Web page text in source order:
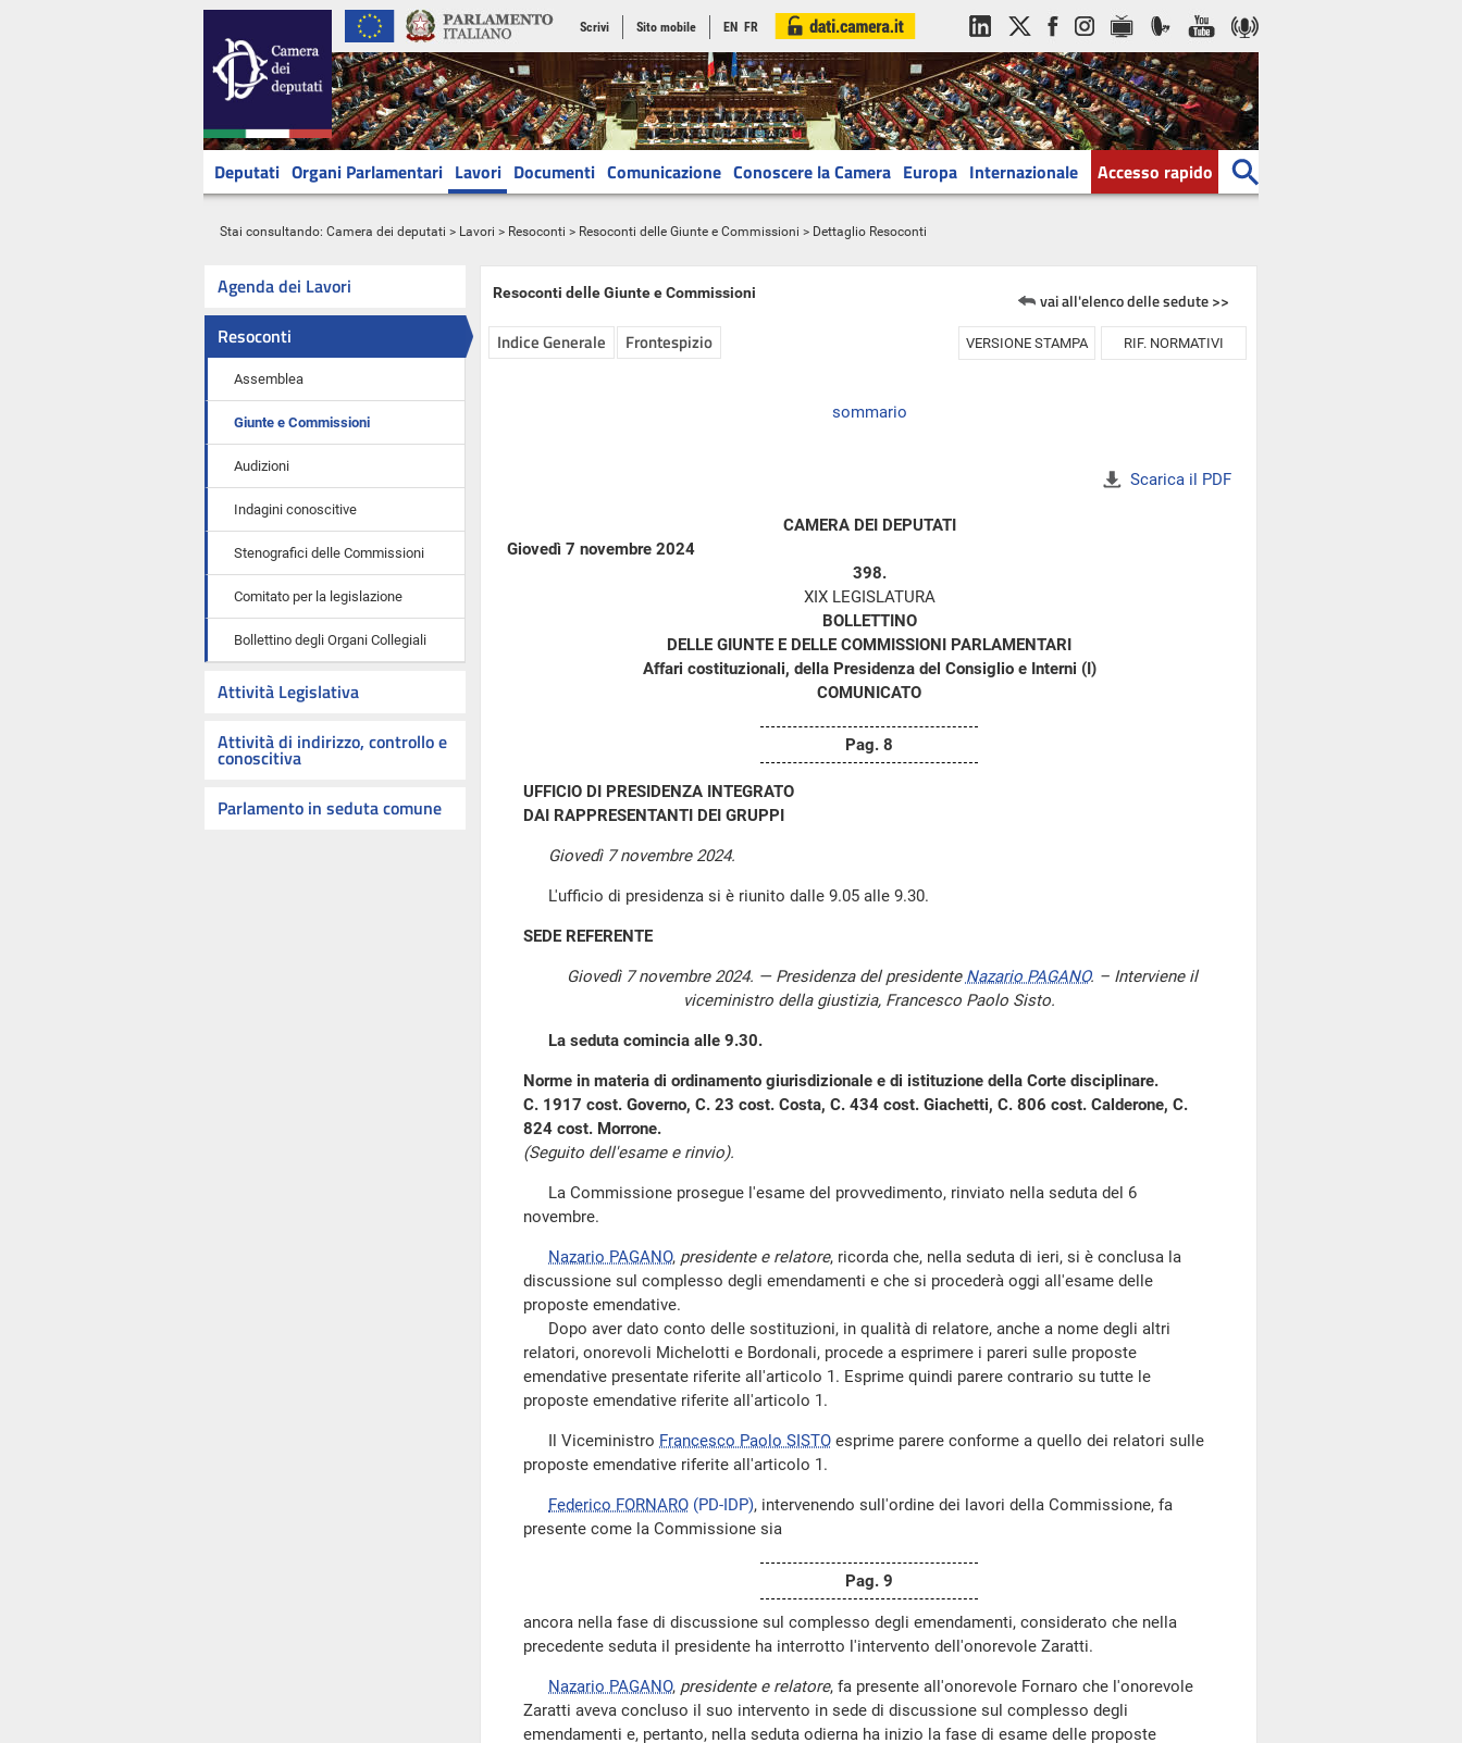
Scrivi Sito mobile EN FR
Deputati Organi Parlamentari Lavori Documenti Comunicazione Conoscere la Camera Europa Internazionale Accesso rapido
Stai consultando: Camera dei deputati > Lavori > Resoconti > Resoconti delle Giunte e Commissioni > Dettaglio Resoconti
Agenda dei Lavori
Resoconti
Assemblea
Giunte e Commissioni
Audizioni
Indagini conoscitive
Stenografici delle Commissioni
Comitato per la legislazione
Bollettino degli Organi Collegiali
Attività Legislativa
Attività di indirizzo, controllo e
conoscitiva
Parlamento in seduta comune
Resoconti delle Giunte e Commissioni vai all'elenco delle sedute >>
Indice Generale Frontespizio VERSIONE STAMPA RIF. NORMATIVI
sommario
Scarica il PDF
CAMERA DEI DEPUTATI
Giovedì 7 novembre 2024
398.
XIX LEGISLATURA
BOLLETTINO
DELLE GIUNTE E DELLE COMMISSIONI PARLAMENTARI
Affari costituzionali, della Presidenza del Consiglio e Interni (I)
COMUNICATO
Pag. 8
UFFICIO DI PRESIDENZA INTEGRATO
DAI RAPPRESENTANTI DEI GRUPPI
Giovedì 7 novembre 2024.
L'ufficio di presidenza si è riunito dalle 9.05 alle 9.30.
SEDE REFERENTE
Giovedì 7 novembre 2024. — Presidenza del presidente Nazario PAGANO. – Interviene il
viceministro della giustizia, Francesco Paolo Sisto.
La seduta comincia alle 9.30.
Norme in materia di ordinamento giurisdizionale e di istituzione della Corte disciplinare.
C. 1917 cost. Governo, C. 23 cost. Costa, C. 434 cost. Giachetti, C. 806 cost. Calderone, C.
824 cost. Morrone.
(Seguito dell'esame e rinvio).
La Commissione prosegue l'esame del provvedimento, rinviato nella seduta del 6
novembre.
Nazario PAGANO, presidente e relatore, ricorda che, nella seduta di ieri, si è conclusa la
discussione sul complesso degli emendamenti e che si procederà oggi all'esame delle
proposte emendative.
Dopo aver dato conto delle sostituzioni, in qualità di relatore, anche a nome degli altri
relatori, onorevoli Michelotti e Bordonali, procede a esprimere i pareri sulle proposte
emendative presentate riferite all'articolo 1. Esprime quindi parere contrario su tutte le
proposte emendative riferite all'articolo 1.
Il Viceministro Francesco Paolo SISTO esprime parere conforme a quello dei relatori sulle
proposte emendative riferite all'articolo 1.
Federico FORNARO (PD-IDP), intervenendo sull'ordine dei lavori della Commissione, fa
presente come la Commissione sia
Pag. 9
ancora nella fase di discussione sul complesso degli emendamenti, considerato che nella
precedente seduta il presidente ha interrotto l'intervento dell'onorevole Zaratti.
Nazario PAGANO, presidente e relatore, fa presente all'onorevole Fornaro che l'onorevole
Zaratti aveva concluso il suo intervento in sede di discussione sul complesso degli
emendamenti e, pertanto, nella seduta odierna ha inizio la fase di esame delle proposte